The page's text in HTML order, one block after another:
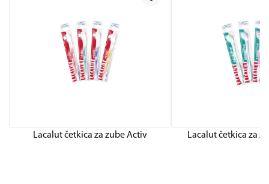
Lacalut četkica za zube Activ Lacalut četkica za